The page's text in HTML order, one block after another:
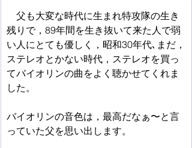
父も大変な時代に生まれ特攻隊の生き
残りで，89年間を生き抜いて来た人で弱
い人にとても優しく，昭和30年代､まだ，
ステレオとかない時代，ステレオを買っ
てバイオリンの曲をよく聴かせてくれま
した。
バイオリンの音色は，最高だなぁ〜と言
っていた父を思い出します。